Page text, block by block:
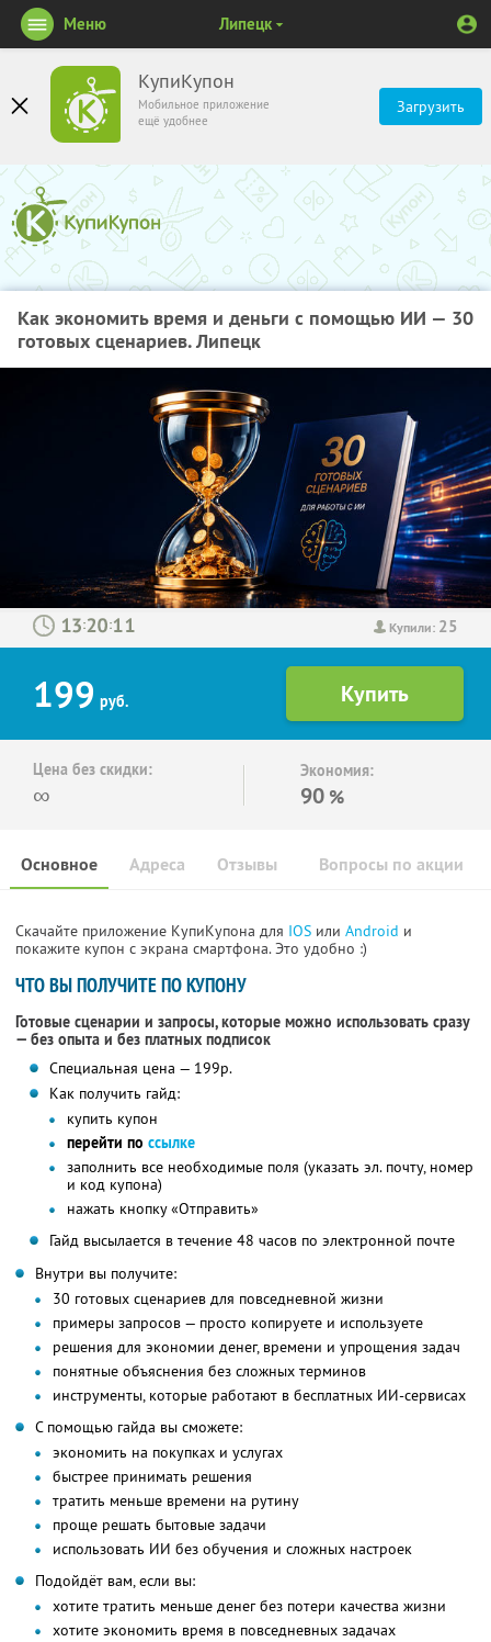
КупиКупон
Мобильное приложение
ещё удобнее
Загрузить
Меню Липецк
Как экономить время и деньги с помощью ИИ — 30
готовых сценариев. Липецк
Купили: 25
: :
199 руб.
Цена без скидки:
∞
Экономия:
90 %
Основное Отзывы Вопросы по акции
Адреса
Скачайте приложение КупиКупона для IOS или Android и
покажите купон с экрана смартфона. Это удобно :)
ЧТО ВЫ ПОЛУЧИТЕ ПО КУПОНУ
Готовые сценарии и запросы, которые можно использовать сразу
— без опыта и без платных подписок
Специальная цена — 199р.
Как получить гайд:
купить купон
перейти по ссылке
заполнить все необходимые поля (указать эл. почту, номер
и код купона)
нажать кнопку «Отправить»
Гайд высылается в течение 48 часов по электронной почте
Внутри вы получите:
30 готовых сценариев для повседневной жизни
примеры запросов — просто копируете и используете
решения для экономии денег, времени и упрощения задач
понятные объяснения без сложных терминов
инструменты, которые работают в бесплатных ИИ-сервисах
С помощью гайда вы сможете:
экономить на покупках и услугах
быстрее принимать решения
тратить меньше времени на рутину
проще решать бытовые задачи
использовать ИИ без обучения и сложных настроек
Подойдёт вам, если вы:
хотите тратить меньше денег без потери качества жизни
хотите экономить время в повседневных задачах